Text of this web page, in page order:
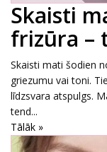
Skaisti
frizūra –
Skaisti mati šodien
griezumu vai toni.
līdzsvara atspulgs.
tend...
Tālāk »